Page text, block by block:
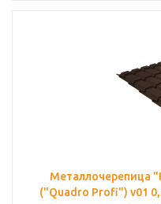
Металлочерепица
("Quadro Profi") v01